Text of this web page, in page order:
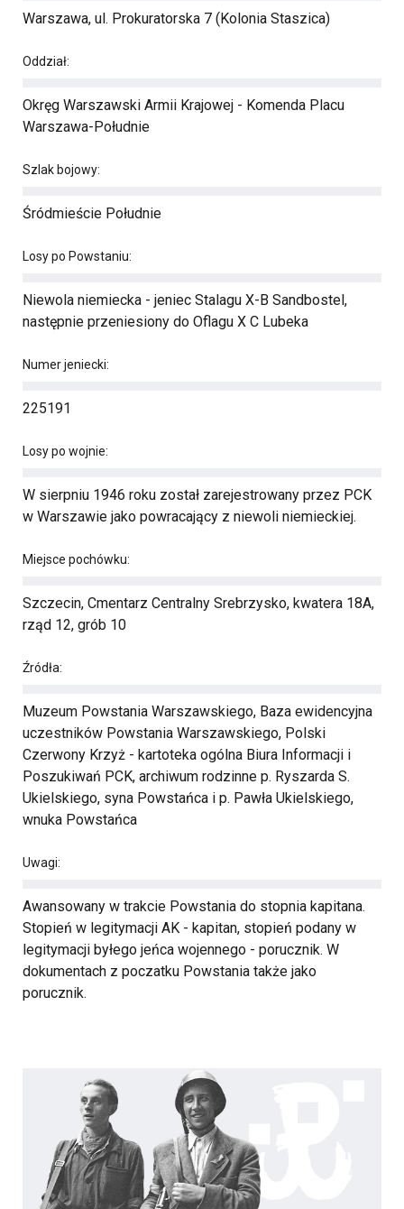
Warszawa, ul. Prokuratorska 7 (Kolonia Staszica)
Oddział:
Okręg Warszawski Armii Krajowej - Komenda Placu
Warszawa-Południe
Szlak bojowy:
Śródmieście Południe
Losy po Powstaniu:
Niewola niemiecka - jeniec Stalagu X-B Sandbostel,
następnie przeniesiony do Oflagu X C Lubeka
Numer jeniecki:
225191
Losy po wojnie:
W sierpniu 1946 roku został zarejestrowany przez PCK
w Warszawie jako powracający z niewoli niemieckiej.
Miejsce pochówku:
Szczecin, Cmentarz Centralny Srebrzysko, kwatera 18A,
rząd 12, grób 10
Źródła:
Muzeum Powstania Warszawskiego, Baza ewidencyjna
uczestników Powstania Warszawskiego, Polski
Czerwony Krzyż - kartoteka ogólna Biura Informacji i
Poszukiwań PCK, archiwum rodzinne p. Ryszarda S.
Ukielskiego, syna Powstańca i p. Pawła Ukielskiego,
wnuka Powstańca
Uwagi:
Awansowany w trakcie Powstania do stopnia kapitana.
Stopień w legitymacji AK - kapitan, stopień podany w
legitymacji byłego jeńca wojennego - porucznik. W
dokumentach z poczatku Powstania także jako
porucznik.